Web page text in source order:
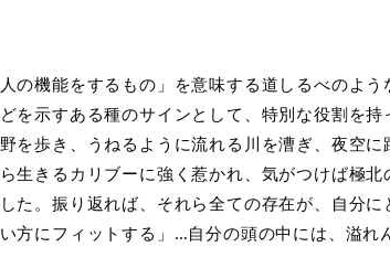
の機能をするもの」を意味する道しるべのよ
を示すある種のサインとして、特別な役割を
を歩き、うねるように流れる川を漕ぎ、夜空
生きるカリブーに強く惹かれ、気がつけば極
た。振り返れば、それら全ての存在が、自分
方にフィットする」…自分の頭の中には、溢